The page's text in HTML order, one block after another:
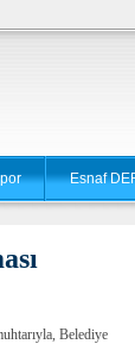
Esnaf
Belediye